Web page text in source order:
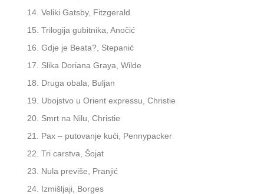
Veliki Gatsby, Fitzgerald
Trilogija gubitnika, Anočić
Gdje je Beata?, Stepanić
Slika Doriana Graya, Wilde
Druga obala, Buljan
Ubojstvo u Orient expressu, Christie
Smrt na Nilu, Christie
Pax – putovanje kući, Pennypacker
Tri carstva, Šojat
Nula previše, Pranjić
Izmišljaji, Borges